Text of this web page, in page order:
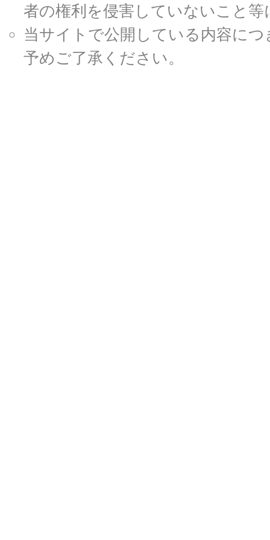
者の権利を侵害していないこと
当サイトで公開している内容に
予めご了承ください。